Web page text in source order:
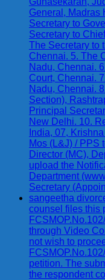
General, Madras
Secretary to
Secretary to
The Secretary to
Chennai. 5. The
Nadu, Chennai.
Court, Chennai.
Nadu, Chennai.
Section),
Principal
New Delhi. 10.
India, 07,
Mos (L&J) / PPS
Director (MC),
upload the
Department
Secretary
sangeetha
counsel files this
through Video
not wish to
petition. The
the respondent